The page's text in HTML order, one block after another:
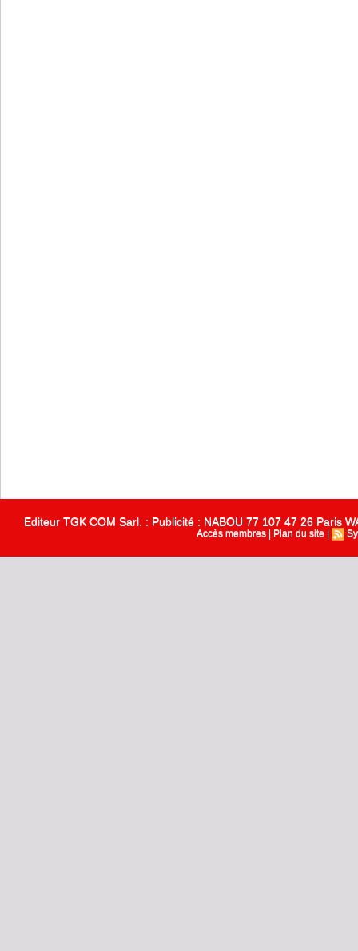
Editeur TGK COM Sarl. : Publicité : NABOU 77 107 47 26 Paris
Accès membres Plan du site